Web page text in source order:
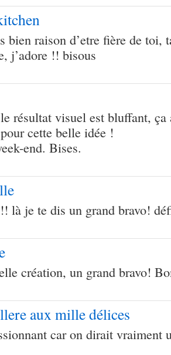
bien raison d’etre fière de toi,
j’adore !! bisous
résultat visuel est bluffant,
cette belle idée !
end. Bises.
là je te dis un grand bravo!
création, un grand bravo!
aux mille délices
car on dirait vraiment